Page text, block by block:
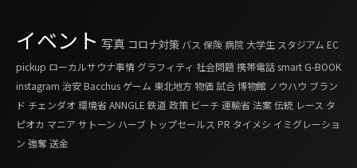
イベント 写真 コロナ対策 バス 保険病院 大学生 スタジアム EC
pickup ローカルサウナ事情 グラフィティ 社会問題携帯電話smart G-BOOK
instagram 治安 Bacchus ゲーム 東北地方 物価試合博物館 ノウハウ ブラン
ド チェンダオ 環境省ANNGLE 鉄道 政策 ビーチ運輸省法案伝統 レース タ
ピオカ マニア サトーン ハーブ トップセールス PR タイメシ イミグレーショ
ン 強奪送金